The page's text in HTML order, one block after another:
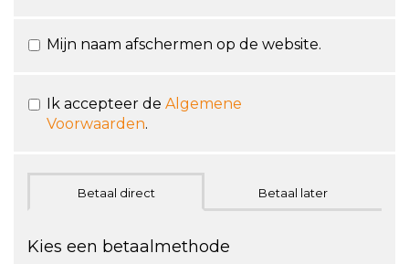
Mijn naam afschermen op de website.
Ik accepteer de Algemene
Voorwaarden.
Betaal direct Betaal later
Kies een betaalmethode